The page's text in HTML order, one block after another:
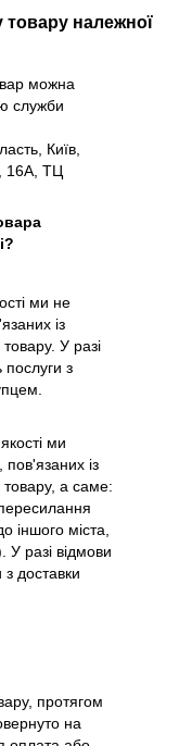
належної
можна
служби
Київ,
16А, ТЦ
ми не
із
У разі
послуги з
якості ми
пов'язаних із
товару, а саме:
іншого міста,
У разі відмови
з доставки
протягом
на